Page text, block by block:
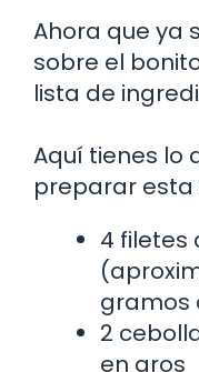
Ahora que ya
sobre el
lista de
Aquí tienes lo
preparar esta
4 filetes
gramos
2
en aros